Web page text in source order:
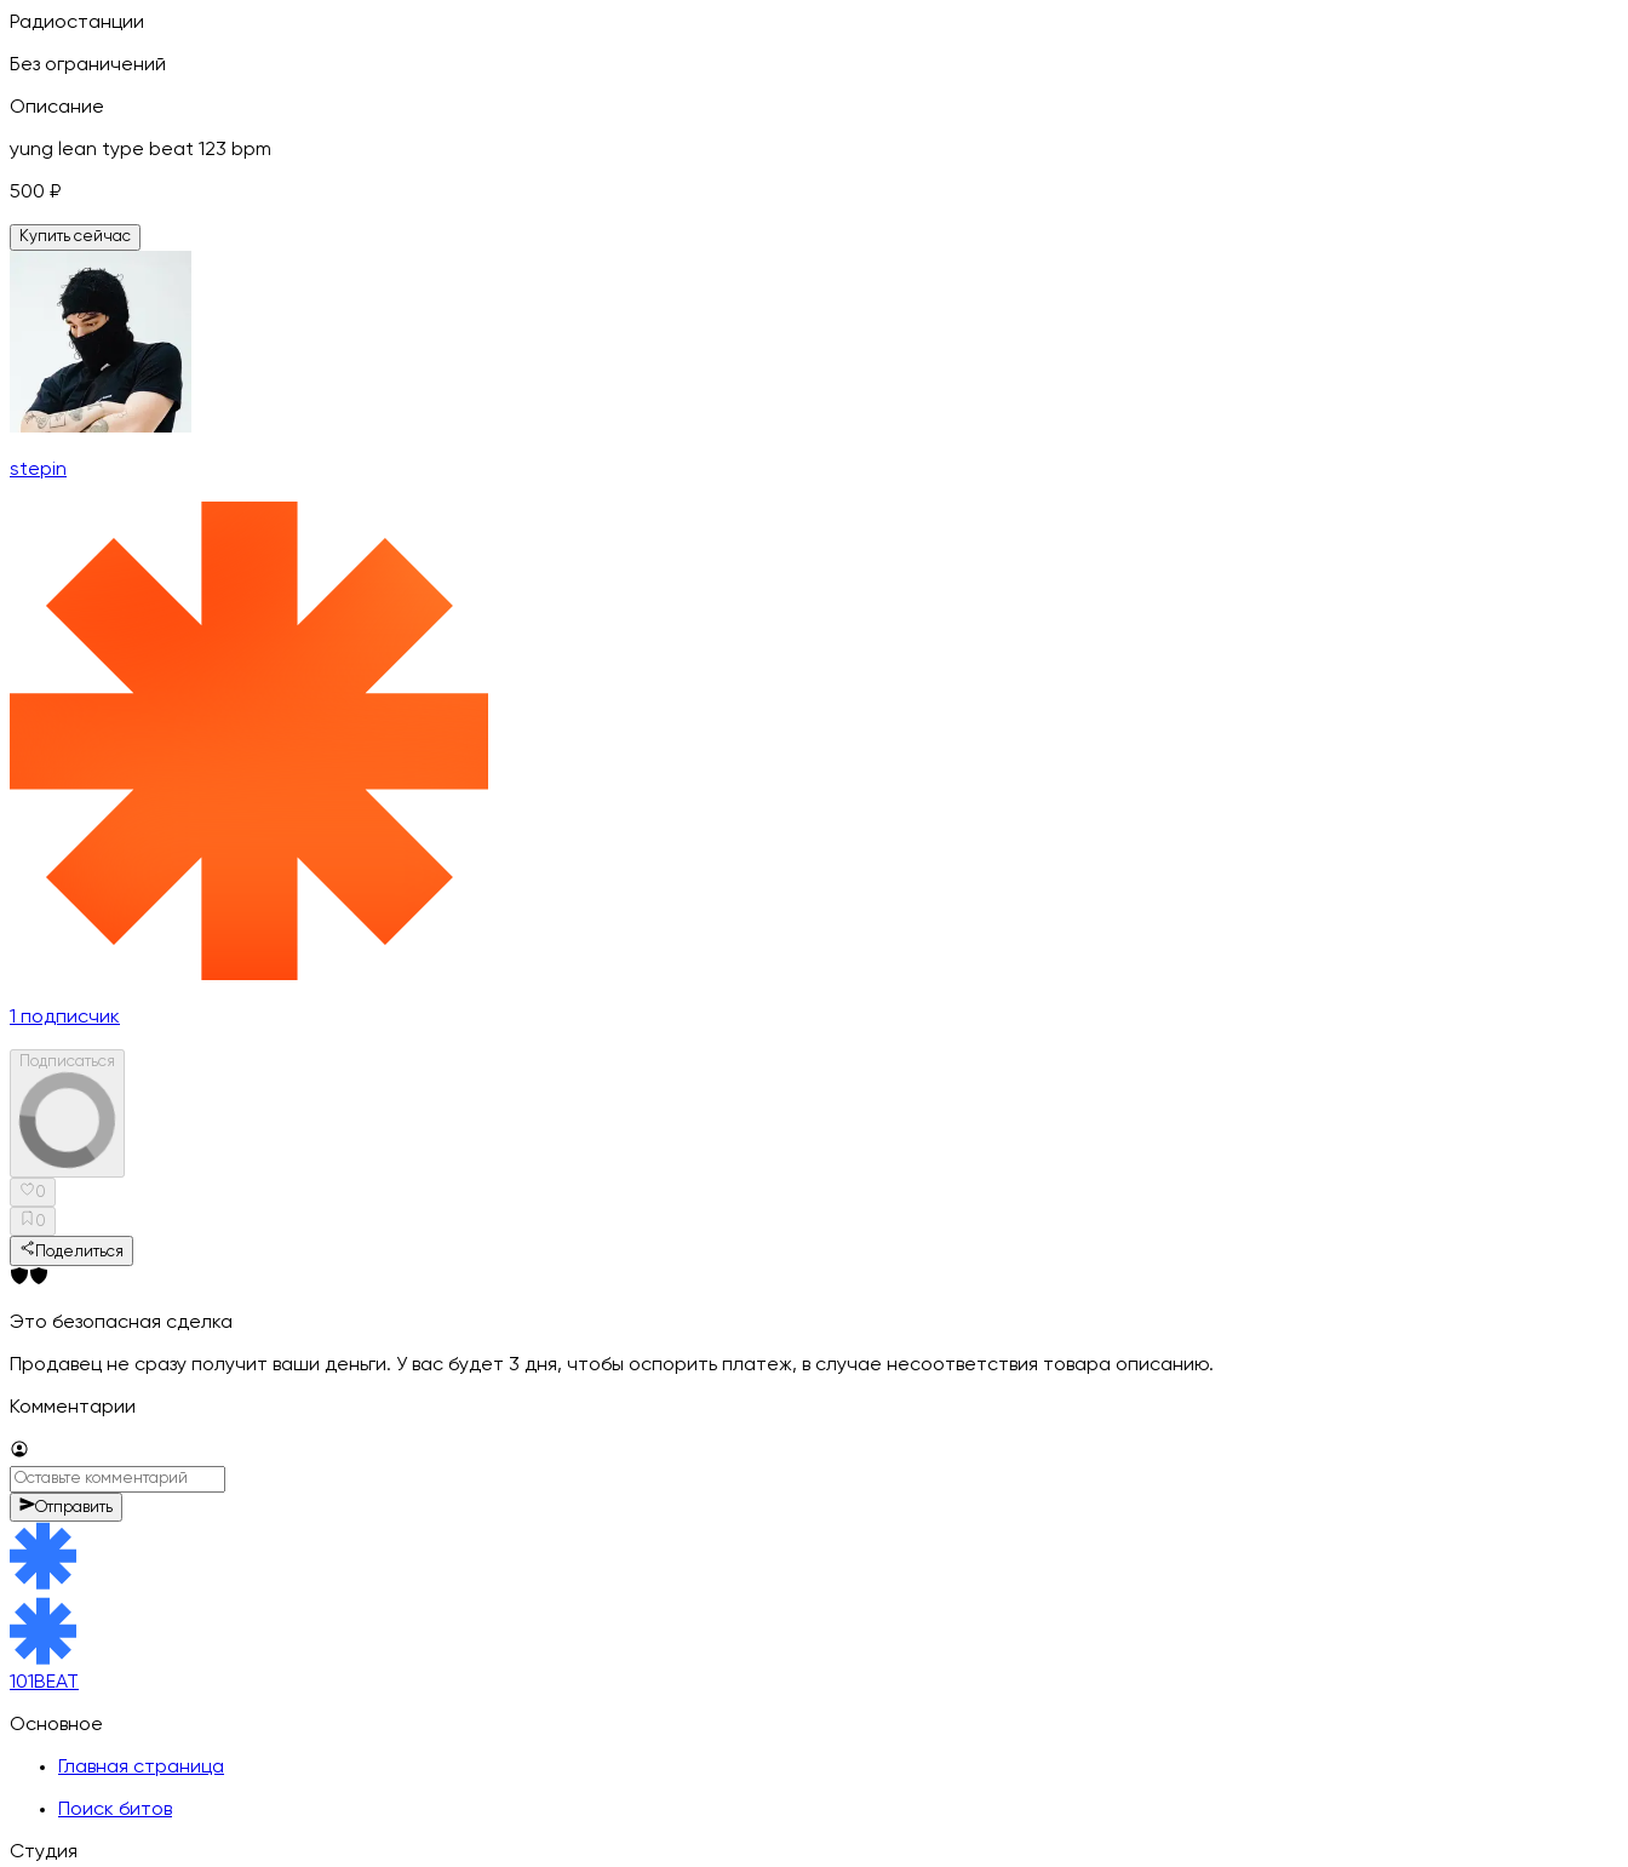
Радиостанции
Без ограничений
Описание
yung lean type beat 123 bpm
500 ₽
Купить сейчас
stepin
1 подписчик
Подписаться
0
0
Поделиться
Это безопасная сделка
Продавец не сразу получит ваши деньги. У вас будет 3 дня, чтобы оспорить платеж, в случае несоответствия товара описанию.
Комментарии
Отправить
101BEAT
Основное
Главная страница
Поиск битов
Студия